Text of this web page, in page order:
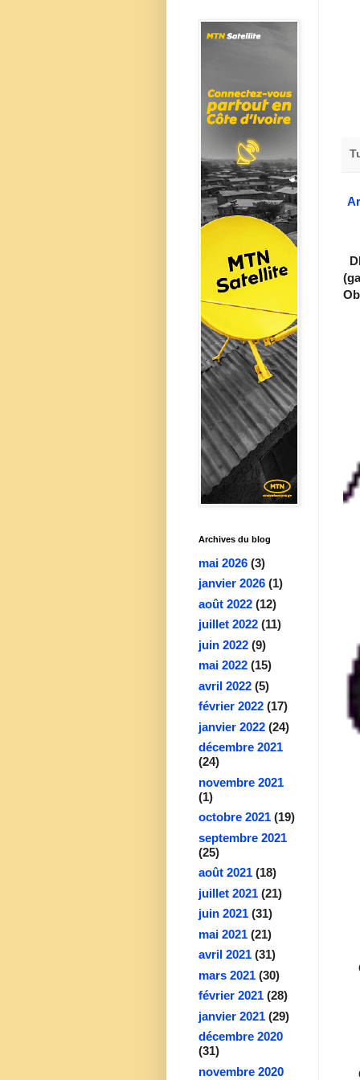
Archives du blog
mai 2026 (3)
janvier 2026 (1)
août 2022 (12)
juillet 2022 (11)
juin 2022 (9)
mai 2022 (15)
avril 2022 (5)
février 2022 (17)
janvier 2022 (24)
décembre 2021
(24)
novembre 2021
(1)
octobre 2021 (19)
septembre 2021
(25)
août 2021 (18)
juillet 2021 (21)
juin 2021 (31)
mai 2021 (21)
avril 2021 (31)
mars 2021 (30)
février 2021 (28)
janvier 2021 (29)
décembre 2020
(31)
novembre 2020